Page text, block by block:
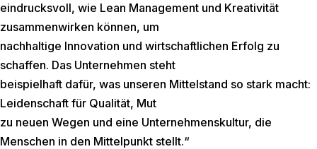
eindrucksvoll, wie Lean Management und Kreativität
zusammenwirken können, um
nachhaltige Innovation und wirtschaftlichen Erfolg zu
schaffen. Das Unternehmen steht
beispielhaft dafür, was unseren Mittelstand so stark macht:
Leidenschaft für Qualität, Mut
zu neuen Wegen und eine Unternehmenskultur, die
Menschen in den Mittelpunkt stellt.“